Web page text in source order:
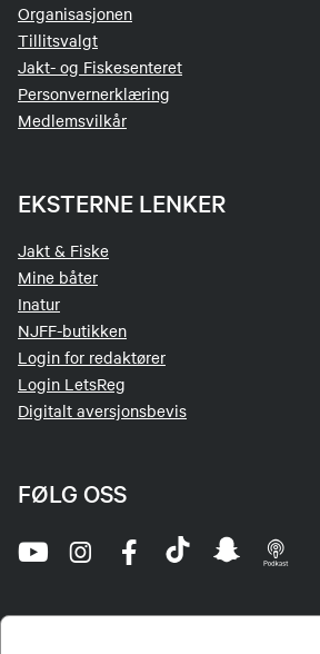
Organisasjonen
Tillitsvalgt
Jakt- og Fiskesenteret
Personvernerklæring
Medlemsvilkår
EKSTERNE LENKER
Jakt & Fiske
Mine båter
Inatur
NJFF-butikken
Login for redaktører
Login LetsReg
Digitalt aversjonsbevis
FØLG OSS